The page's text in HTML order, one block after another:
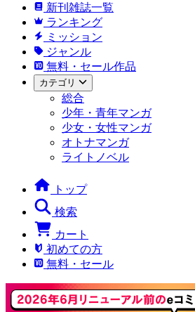
新刊雑誌一覧
ランキング
ミッション
ジャンル
無料・セール作品
カテゴリ
総合
少年・青年マンガ
少女・女性マンガ
オトナマンガ
ライトノベル
トップ
検索
カート
初めての方
無料・セール